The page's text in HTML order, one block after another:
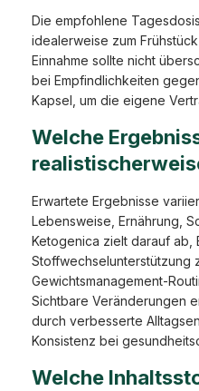
Die empfohlene
idealerweise zum
Einnahme sollte nicht
bei Empfindlichkeiten
Kapsel, um die eigene
Welche
Erwartete Ergebnisse
Lebensweise, Ernährung,
Ketogenica zielt darauf ab,
Stoffwechselunterstützung
Gewichtsmanagement-
Sichtbare Veränderungen
durch verbesserte
Konsistenz bei
Welche